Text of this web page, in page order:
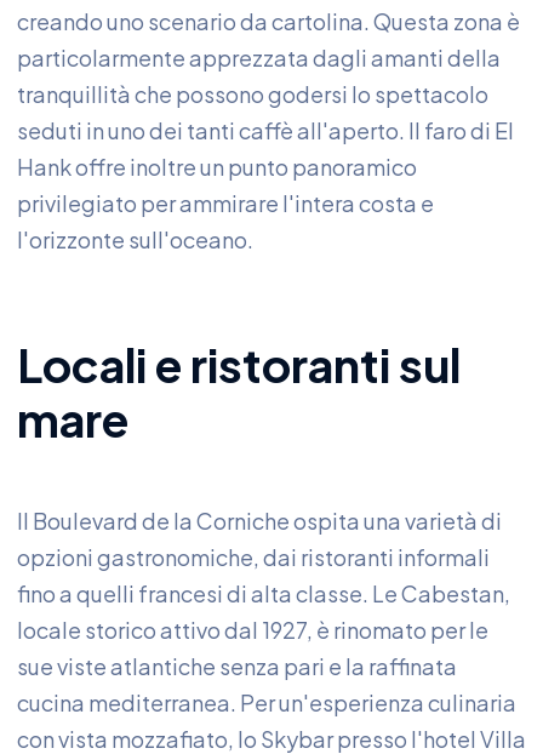
creando uno scenario da cartolina. Questa zona è
particolarmente apprezzata dagli amanti della
tranquillità che possono godersi lo spettacolo
seduti in uno dei tanti caffè all'aperto. Il faro di El
Hank offre inoltre un punto panoramico
privilegiato per ammirare l'intera costa e
l'orizzonte sull'oceano.
Locali e ristoranti sul
mare
Il Boulevard de la Corniche ospita una varietà di
opzioni gastronomiche, dai ristoranti informali
fino a quelli francesi di alta classe. Le Cabestan,
locale storico attivo dal 1927, è rinomato per le
sue viste atlantiche senza pari e la raffinata
cucina mediterranea. Per un'esperienza culinaria
con vista mozzafiato, lo Skybar presso l'hotel Villa